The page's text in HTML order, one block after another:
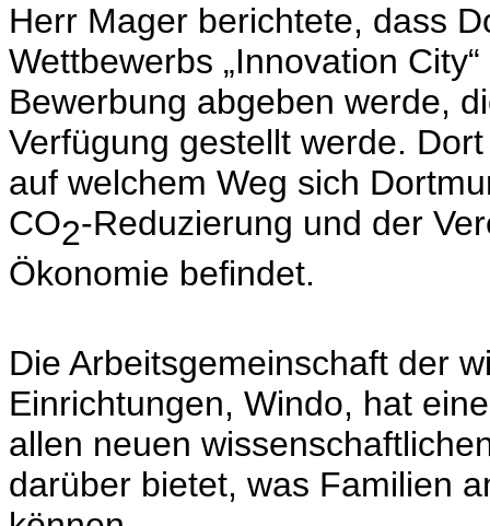
Herr Mager berichtete, dass
Wettbewerbs „Innovation
Bewerbung abgeben werde,
Verfügung gestellt werde.
auf welchem Weg sich
CO2-Reduzierung und der
Ökonomie befindet.
Die Arbeitsgemeinschaft der
Einrichtungen, Windo, hat
allen neuen
darüber bietet, was Familien